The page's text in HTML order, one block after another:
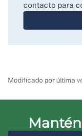
contacto para
Modificado por última